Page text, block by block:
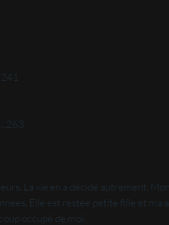
La vie en a décidé autrement.
Elle est restée petite fille et m’a
occupé de moi.